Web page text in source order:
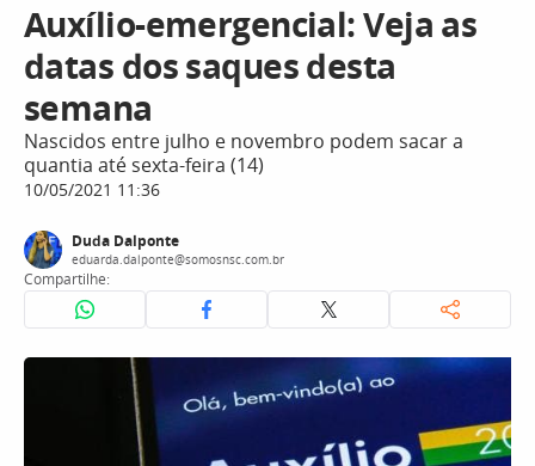
Auxílio-emergencial: Veja as
datas dos saques desta
semana
Nascidos entre julho e novembro podem sacar a
quantia até sexta-feira (14)
10/05/2021 11:36
Duda Dalponte
eduarda.dalponte@somosnsc.com.br
Compartilhe: